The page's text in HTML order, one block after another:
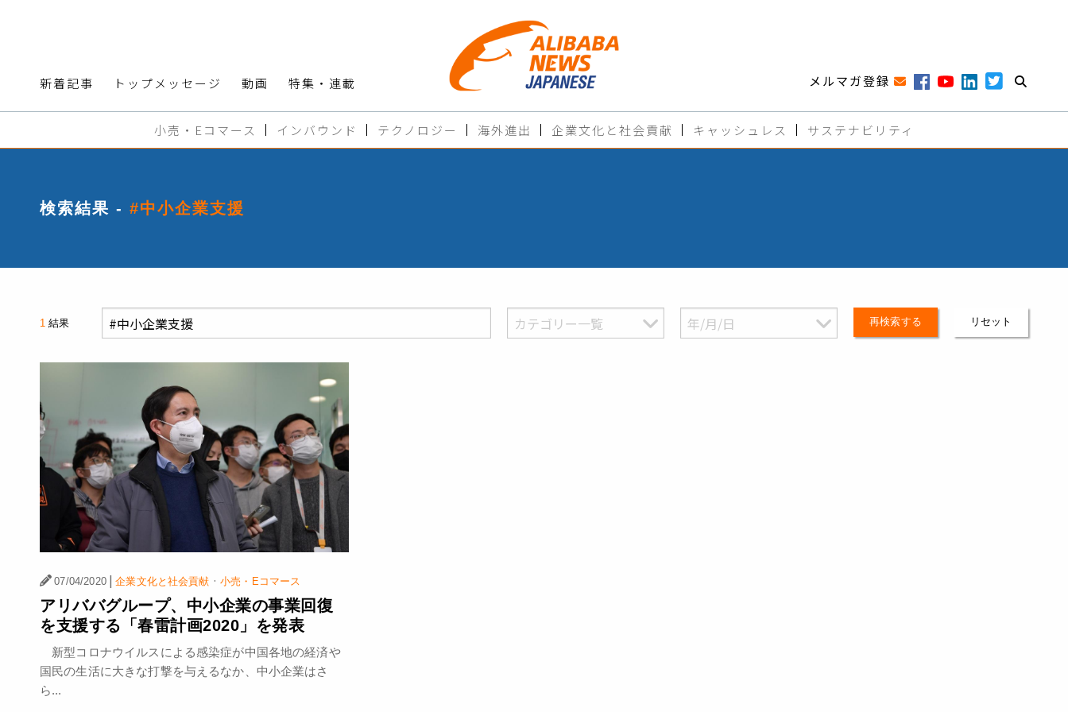
新着記事 トップメッセージ 動画 特集・連載 メルマガ登録
小売・Eコマース インバウンド テクノロジー 海外進出 企業文化と社会貢献 キャッシュレス サステナビリティ
検索結果 - #中小企業支援
1結果 再検索する リセット
07/04/2020 | 企業文化と社会貢献 ·小売・Eコマース
アリババグループ、中小企業の事業回復
を支援する「春雷計画2020」を発表
新型コロナウイルスによる感染症が中国各地の経済や
国民の生活に大きな打撃を与えるなか、中小企業はさ
ら...